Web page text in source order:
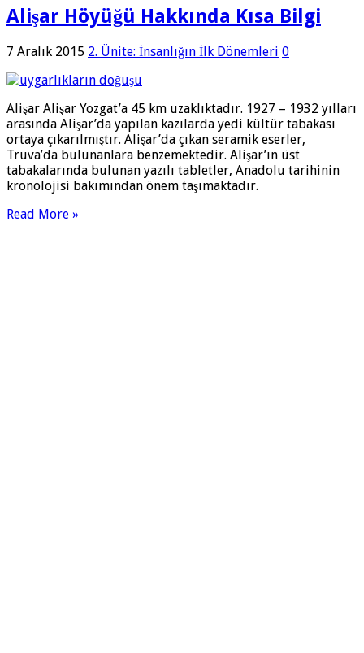
Alişar Höyüğü Hakkında Kısa Bilgi
7 Aralık 2015 2. Ünite: İnsanlığın İlk Dönemleri 0
Alişar Alişar Yozgat’a 45 km uzaklıktadır. 1927 – 1932 yılları
arasında Alişar’da yapılan kazılarda yedi kültür tabakası
ortaya çıkarılmıştır. Alişar’da çıkan seramik eserler,
Truva’da bulunanlara benzemektedir. Alişar’ın üst
tabakalarında bulunan yazılı tabletler, Anadolu tarihinin
kronolojisi bakımından önem taşımaktadır.
Read More »